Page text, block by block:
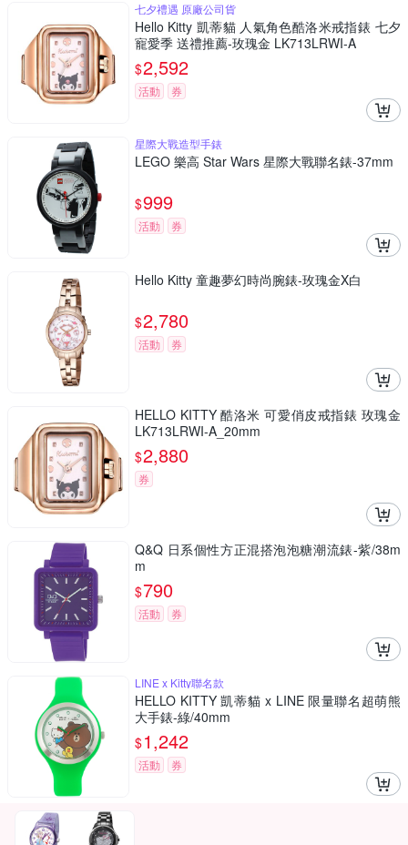
七夕禮遇 原廠公司貨
Hello Kitty 凱蒂貓 人氣角色酷洛米戒指錶 七夕
寵愛季 送禮推薦-玫瑰金 LK713LRWI-A
$2,592
活動 券
星際大戰造型手錶
LEGO 樂高 Star Wars 星際大戰聯名錶-37mm
$999
活動 券
Hello Kitty 童趣夢幻時尚腕錶-玫瑰金X白
$2,780
活動 券
HELLO KITTY 酷洛米 可愛俏皮戒指錶 玫瑰金
LK713LRWI-A_20mm
$2,880
券
Q&Q 日系個性方正混搭泡泡糖潮流錶-紫/38m
m
$790
活動 券
LINE x Kitty聯名款
HELLO KITTY 凱蒂貓 x LINE 限量聯名超萌熊
大手錶-綠/40mm
$1,242
活動 券